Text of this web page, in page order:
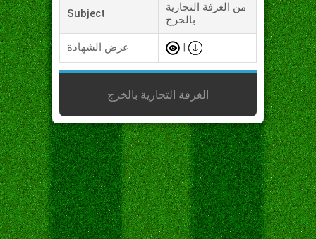
Subject
من الغرفة التجارية
بالخرج
عرض الشهادة
الغرفة التجارية بالخرج